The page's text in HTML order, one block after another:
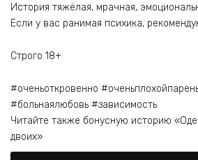
История тяжёлая, мрачная,
Если у вас ранимая психика,
Строго 18+
#оченьоткровенно
#больнаялюбовь #зависимость
Читайте также бонусную историю
двоих»